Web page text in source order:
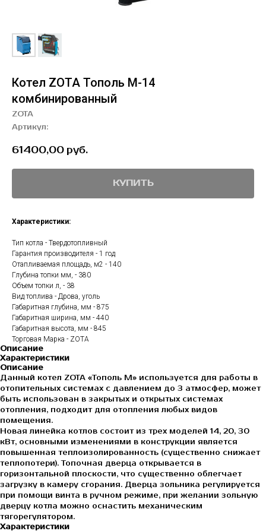
Котел ZOTA Тополь М-14
комбинированный
ZOTA
Артикул:
61400,00 руб.
КУПИТЬ
Характеристики:
Тип котла - Твердотопливный
Гарантия производителя - 1 год
Отапливаемая площадь, м2 - 140
Глубина топки мм, - 380
Объем топки л, - 38
Вид топлива - Дрова, уголь
Габаритная глубина, мм - 875
Габаритная ширина, мм - 440
Габаритная высота, мм - 845
Торговая Марка - ZOTA
Описание
Характеристики
Описание
Данный котел ZOTA «Тополь М» используется для работы в
отопительных системах с давлением до 3 атмосфер, может
быть использован в закрытых и открытых системах
отопления, подходит для отопления любых видов
помещения.
Новая линейка котлов состоит из трех моделей 14, 20, 30
кВт, основными изменениями в конструкции является
повышенная теплоизолированность (существенно снижает
теплопотери). Топочная дверца открывается в
горизонтальной плоскости, что существенно облегчает
загрузку в камеру сгорания. Дверца зольника регулируется
при помощи винта в ручном режиме, при желании зольную
дверцу котла можно оснастить механическим
тягорегулятором.
Характеристики